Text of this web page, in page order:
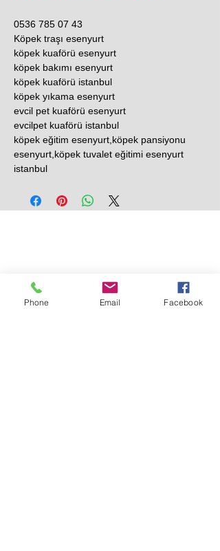
0536 785 07 43
Köpek traşı esenyurt
köpek kuaförü esenyurt
köpek bakımı esenyurt
köpek kuaförü istanbul
köpek yıkama esenyurt
evcil pet kuaförü esenyurt
evcilpet kuaförü istanbul
köpek eğitim esenyurt,köpek pansiyonu
esenyurt,köpek tuvalet eğitimi esenyurt
istanbul
Phone Email Facebook